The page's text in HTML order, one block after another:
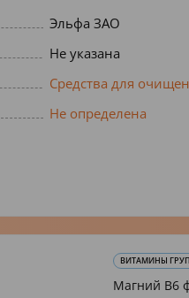
Эльфа ЗАО
Не указана
Средства для
Не определена
ВИТАМИНЫ
Магний В6